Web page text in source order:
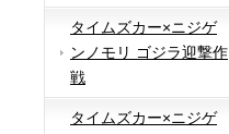
タイムズカー×ニジゲ
ンノモリ ゴジラ迎撃作
戦
タイムズカー×ニジゲ